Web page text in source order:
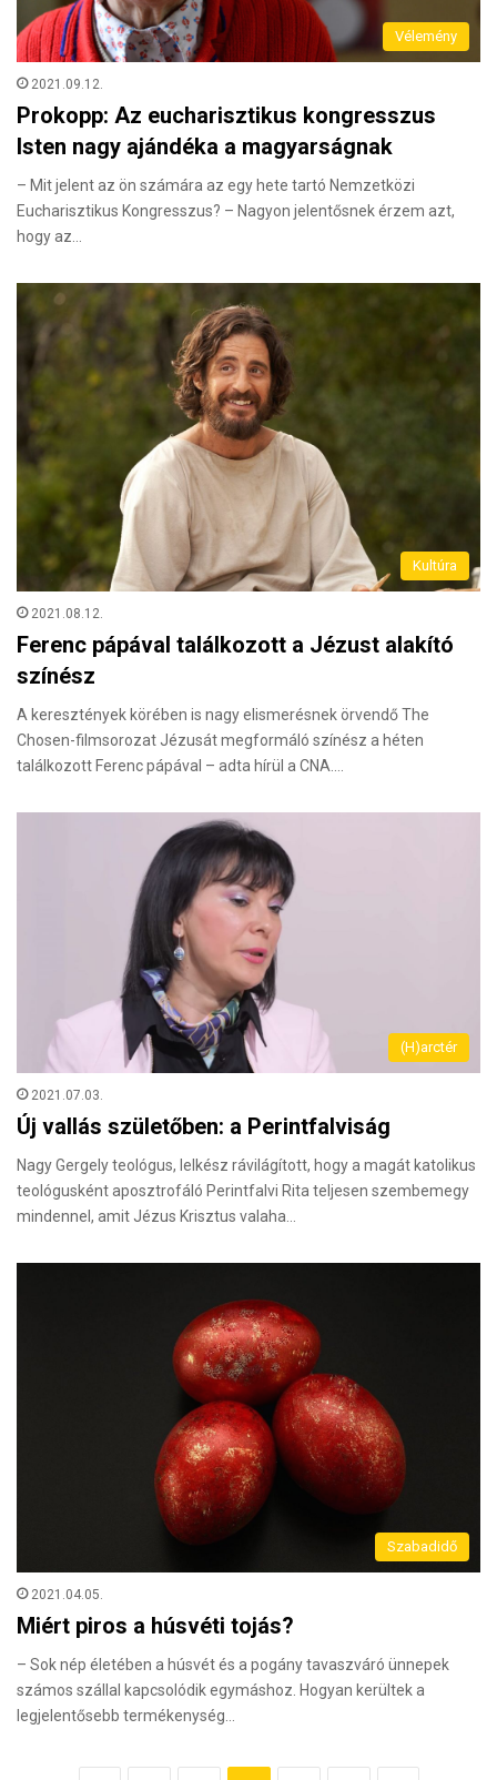
Vélemény
2021.09.12.
Prokopp: Az eucharisztikus kongresszus
Isten nagy ajándéka a magyarságnak
– Mit jelent az ön számára az egy hete tartó Nemzetközi
Eucharisztikus Kongresszus? – Nagyon jelentősnek érzem azt,
hogy az…
Kultúra
2021.08.12.
Ferenc pápával találkozott a Jézust alakító
színész
A keresztények körében is nagy elismerésnek örvendő The
Chosen-filmsorozat Jézusát megformáló színész a héten
találkozott Ferenc pápával – adta hírül a CNA.…
(H)arctér
2021.07.03.
Új vallás születőben: a Perintfalviság
Nagy Gergely teológus, lelkész rávilágított, hogy a magát katolikus
teológusként aposztrofáló Perintfalvi Rita teljesen szembemegy
mindennel, amit Jézus Krisztus valaha…
Szabadidő
2021.04.05.
Miért piros a húsvéti tojás?
– Sok nép életében a húsvét és a pogány tavaszváró ünnepek
számos szállal kapcsolódik egymáshoz. Hogyan kerültek a
legjelentősebb termékenység…